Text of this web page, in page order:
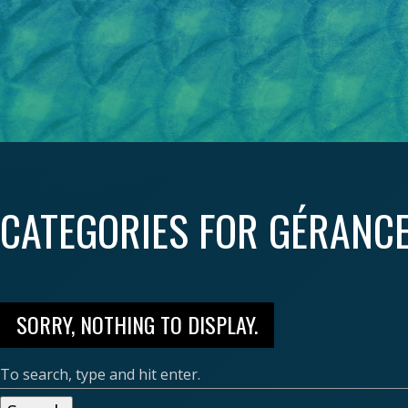
CATEGORIES FOR
SORRY, NOTHING TO DISPLAY.